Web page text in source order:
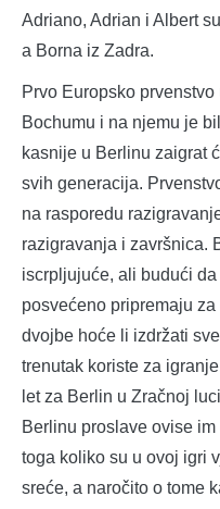
Adriano, Adrian i Albert
a Borna iz Zadra.
Prvo Europsko
Bochumu i na njemu je
kasnije u Berlinu zaigrat
svih generacija.
na rasporedu
razigravanja i završnica.
iscrpljujuće, ali budući
posvećeno pripremaju
dvojbe hoće li izdržati
trenutak koriste za
let za Berlin u Zračnoj
Berlinu proslave ovise
toga koliko su u ovoj igri
sreće, a naročito o tome